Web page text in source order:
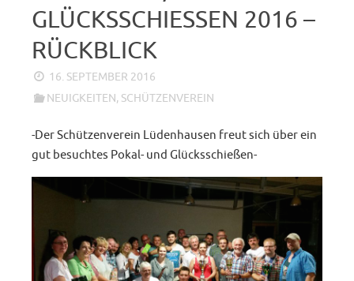
GLÜCKSSCHIESSEN 2016 – R
ÜCKBLICK
16. SEPTEMBER 2016
NEUIGKEITEN, SCHÜTZENVEREIN
-Der Schützenverein Lüdenhausen freut sich über ein
gut besuchtes Pokal- und Glücksschießen-